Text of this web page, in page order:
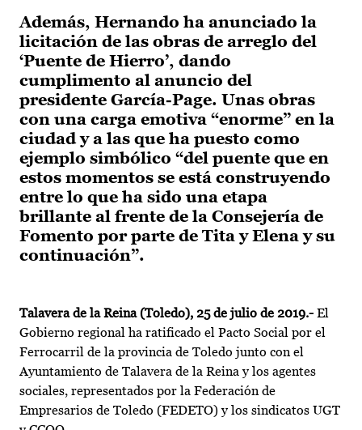
Además, Hernando ha anunciado la
licitación de las obras de arreglo del
‘Puente de Hierro’, dando
cumplimento al anuncio del
presidente García-Page. Unas obras
con una carga emotiva “enorme” en la
ciudad y a las que ha puesto como
ejemplo simbólico “del puente que en
estos momentos se está construyendo
entre lo que ha sido una etapa
brillante al frente de la Consejería de
Fomento por parte de Tita y Elena y su
continuación”.
Talavera de la Reina (Toledo), 25 de julio de 2019.- El
Gobierno regional ha ratificado el Pacto Social por el
Ferrocarril de la provincia de Toledo junto con el
Ayuntamiento de Talavera de la Reina y los agentes
sociales, representados por la Federación de
Empresarios de Toledo (FEDETO) y los sindicatos UGT